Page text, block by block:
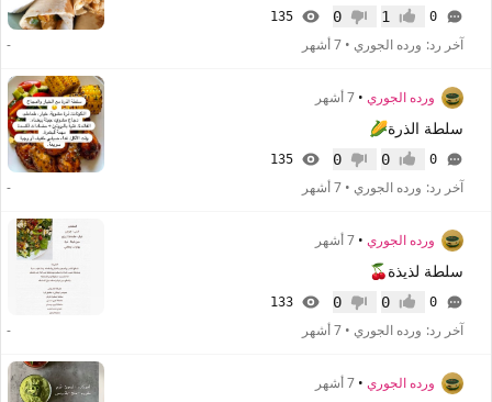
0 إعجاب1 عدم إعجاب
0
135
آخر رد: ورده الجوري • 7 أشهر -
ورده الجوري • 7 أشهر
سلطة الذرة🌽
0 إعجاب0 عدم إعجاب
0
135
آخر رد: ورده الجوري • 7 أشهر -
ورده الجوري • 7 أشهر
سلطة لذيذة🍒
0 إعجاب0 عدم إعجاب
0
133
آخر رد: ورده الجوري • 7 أشهر -
ورده الجوري • 7 أشهر